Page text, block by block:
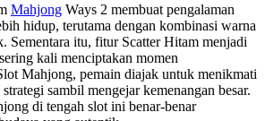
Mahjong Ways 2 membuat pengalaman
hidup, terutama dengan kombinasi warna
Sementara itu, fitur Scatter Hitam menjadi
kali menciptakan momen
Mahjong, pemain diajak untuk menikmati
sambil mengejar kemenangan besar.
di tengah slot ini benar-benar